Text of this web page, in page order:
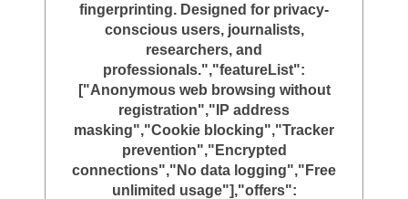
fingerprinting. Designed for privacy-
conscious users, journalists,
researchers, and
professionals.","featureList":
["Anonymous web browsing without
registration","IP address
masking","Cookie blocking","Tracker
prevention","Encrypted
connections","No data logging","Free
unlimited usage"],"offers":